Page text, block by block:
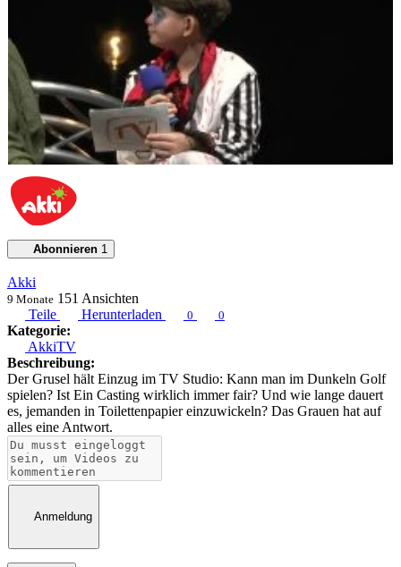
Abonnieren 1
Akki
9 Monate 151 Ansichten
Teile
Herunterladen 0 0
Kategorie:
AkkiTV
Beschreibung:
Der Grusel hält Einzug im TV Studio: Kann man im Dunkeln Golf
spielen? Ist Ein Casting wirklich immer fair? Und wie lange dauert
es, jemanden in Toilettenpapier einzuwickeln? Das Grauen hat auf
alles eine Antwort.
Anmeldung